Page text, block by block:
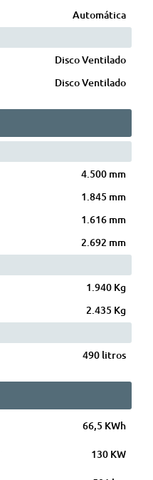
Automática
Disco Ventilado
Disco Ventilado
4.500 mm
1.845 mm
1.616 mm
2.692 mm
1.940 Kg
2.435 Kg
490 litros
66,5 KWh
130 KW